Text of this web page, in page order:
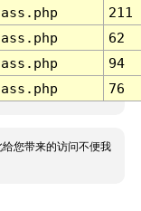
211
62
94
76
您带来的访问不便我